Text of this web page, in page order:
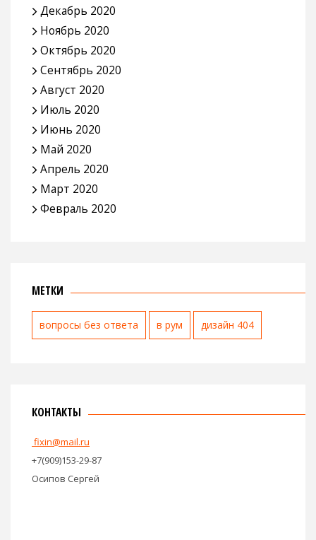
Декабрь 2020
Ноябрь 2020
Октябрь 2020
Сентябрь 2020
Август 2020
Июль 2020
Июнь 2020
Май 2020
Апрель 2020
Март 2020
Февраль 2020
МЕТКИ
вопросы без ответа в рум дизайн 404
КОНТАКТЫ
fixin@mail.ru
+7(909)153-29-87
Осипов Сергей